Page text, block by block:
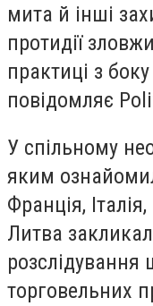
мита й інші
протидії
практиці з
повідомляє
У спільному
яким
Франція,
Литва
розслідування
торговельних